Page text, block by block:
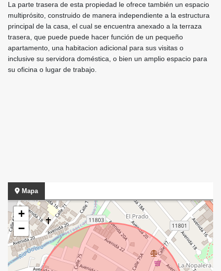
La parte trasera de esta propiedad le ofrece también un espacio
multiprósito, construido de manera independiente a la estructura
principal de la casa, el cual se encuentra anexado a la terraza
trasera, que puede puede hacer función de un pequeño
apartamento, una habitacion adicional para sus visitas o
inclusive su servidora doméstica, o bien un amplio espacio para
su oficina o lugar de trabajo.
Mapa
+
−